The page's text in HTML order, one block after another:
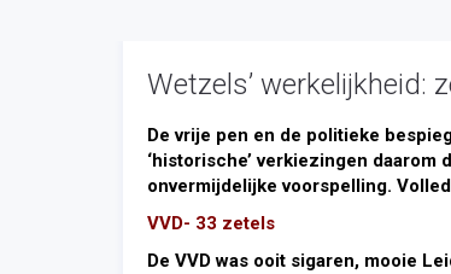
Wetzels’ werkelijkheid:
De vrije pen en de politieke
‘historische’ verkiezingen
onvermijdelijke voorspelling.
VVD- 33 zetels
De VVD was ooit sigaren, mooie